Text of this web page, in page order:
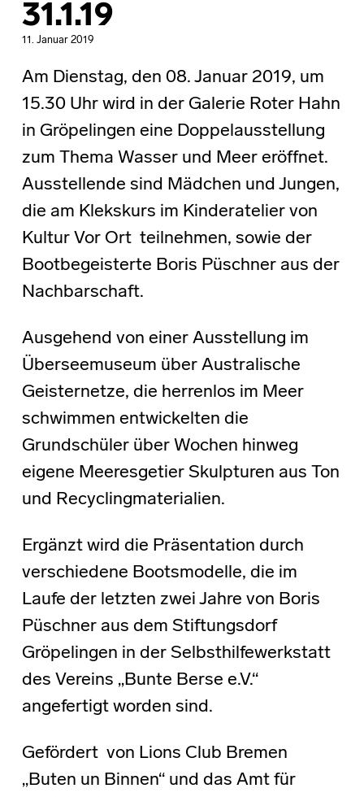
31.1.19
11. Januar 2019
Am Dienstag, den 08. Januar 2019, um
15.30 Uhr wird in der Galerie Roter Hahn
in Gröpelingen eine Doppelausstellung
zum Thema Wasser und Meer eröffnet.
Ausstellende sind Mädchen und Jungen,
die am Klekskurs im Kinderatelier von
Kultur Vor Ort teilnehmen, sowie der
Bootbegeisterte Boris Püschner aus der
Nachbarschaft.
Ausgehend von einer Ausstellung im
Überseemuseum über Australische
Geisternetze, die herrenlos im Meer
schwimmen entwickelten die
Grundschüler über Wochen hinweg
eigene Meeresgetier Skulpturen aus Ton
und Recyclingmaterialien.
Ergänzt wird die Präsentation durch
verschiedene Bootsmodelle, die im
Laufe der letzten zwei Jahre von Boris
Püschner aus dem Stiftungsdorf
Gröpelingen in der Selbsthilfewerkstatt
des Vereins „Bunte Berse e.V.“
angefertigt worden sind.
Gefördert von Lions Club Bremen
„Buten un Binnen“ und das Amt für